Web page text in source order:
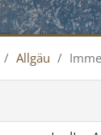
/ Allgäu /